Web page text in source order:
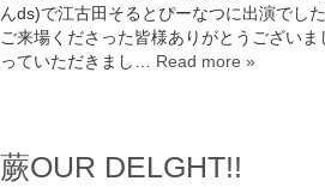
んds)で江古田そるとぴーなつに出演でし
ご来場くださった皆様ありがとうござい
っていただきまし… Read more »
蕨OUR DELGHT!!